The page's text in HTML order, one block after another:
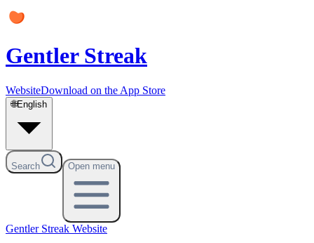
Gentler Streak
WebsiteDownload on the App Store
🌐English
Search Open menu
Gentler Streak Website